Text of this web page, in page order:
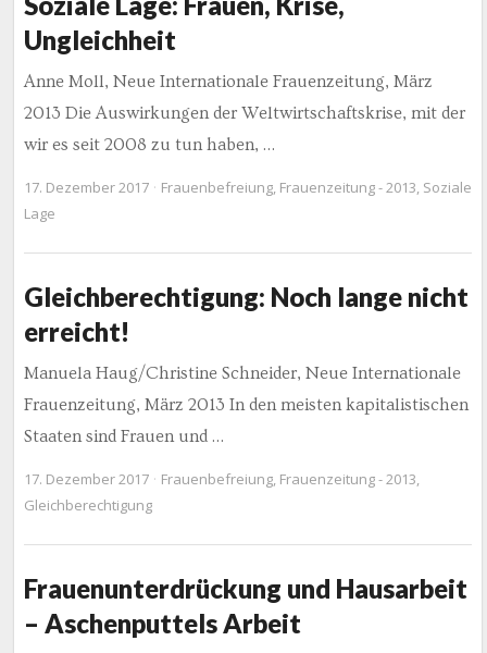
Ungleichheit
Anne Moll, Neue Internationale Frauenzeitung, März
2013 Die Auswirkungen der Weltwirtschaftskrise, mit der
wir es seit 2008 zu tun haben, …
17. Dezember 2017 Frauenbefreiung, Frauenzeitung - 2013, Soziale
Lage
Gleichberechtigung: Noch lange nicht
erreicht!
Manuela Haug/Christine Schneider, Neue Internationale
Frauenzeitung, März 2013 In den meisten kapitalistischen
Staaten sind Frauen und …
17. Dezember 2017 Frauenbefreiung, Frauenzeitung - 2013,
Gleichberechtigung
Frauenunterdrückung und Hausarbeit
– Aschenputtels Arbeit